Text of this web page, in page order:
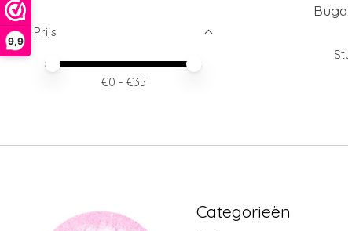
9,9
Prijs
Minimale prijswaarde
Price maximum value
€0 - €35
Categorieën